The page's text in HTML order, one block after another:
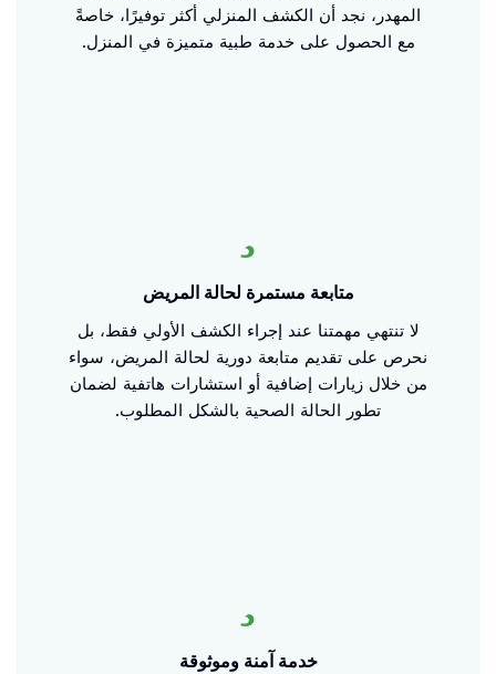
المهدر، نجد أن الكشف المنزلي أكثر توفيرًا، خاصةً
مع الحصول على خدمة طبية متميزة في المنزل.
متابعة مستمرة لحالة المريض
لا تنتهي مهمتنا عند إجراء الكشف الأولي فقط، بل
نحرص على تقديم متابعة دورية لحالة المريض، سواء
من خلال زيارات إضافية أو استشارات هاتفية لضمان
تطور الحالة الصحية بالشكل المطلوب.
خدمة آمنة وموثوقة